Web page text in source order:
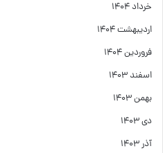
خرداد ۱۴۰۴
اردیبهشت ۱۴۰۴
فروردین ۱۴۰۴
اسفند ۱۴۰۳
بهمن ۱۴۰۳
دی ۱۴۰۳
آذر ۱۴۰۳